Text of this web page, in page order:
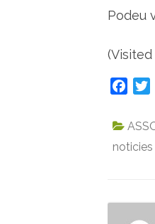
Podeu
(Visited
c
b
k
i
t
noticies